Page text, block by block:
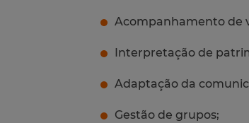
Acompanhamento de
Interpretação de
Adaptação da
Gestão de grupos;